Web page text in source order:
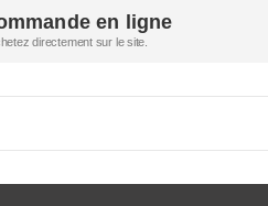
en ligne
directement sur le site.